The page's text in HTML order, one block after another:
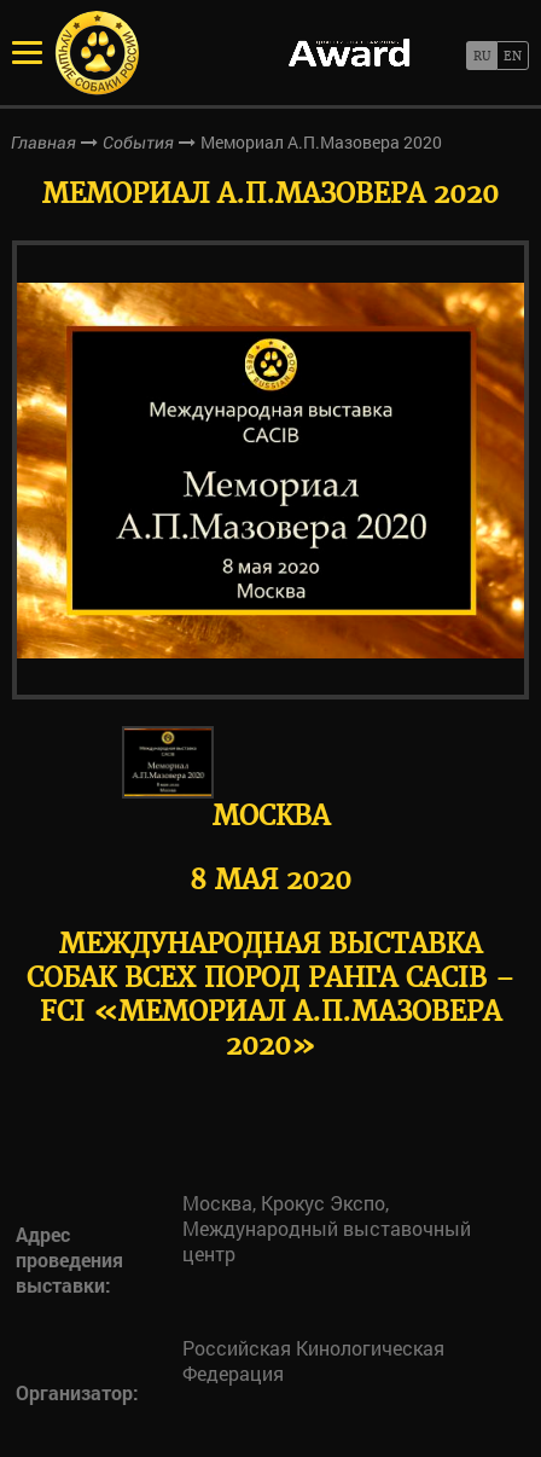
Главная События Мемориал А.П.Мазовера 2020
МЕМОРИАЛ А.П.МАЗОВЕРА 2020
МОСКВА
8 МАЯ 2020
МЕЖДУНАРОДНАЯ ВЫСТАВКА
СОБАК ВСЕХ ПОРОД РАНГА CACIB –
FCI «МЕМОРИАЛ А.П.МАЗОВЕРА
2020»
Адрес
проведения
выставки:
Москва, Крокус Экспо,
Международный выставочный
центр
Организатор:
Российская Кинологическая
Федерация